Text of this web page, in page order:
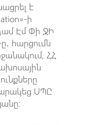
է
ի
Էմ Փի ՋԻ
հարցումն
ՀՀ
ՍՊԸ